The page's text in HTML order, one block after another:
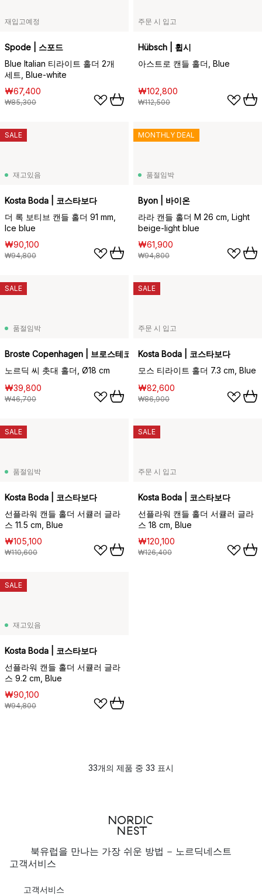
재입고예정
Spode | 스포드
Blue Italian 티라이트 홀더 2개
세트, Blue-white
₩67,400
₩85,300
주문 시 입고
Hübsch | 휩시
아스트로 캔들 홀더, Blue
₩102,800
₩112,500
재고있음
Kosta Boda | 코스타보다
더 록 보티브 캔들 홀더 91 mm,
Ice blue
₩90,100
₩94,800
SALE
품절임박
Byon | 바이온
라라 캔들 홀더 M 26 cm, Light
beige-light blue
₩61,900
₩94,800
MONTHLY DEAL
품절임박
Broste Copenhagen | 브로스테코펜하겐
노르딕 씨 촛대 홀더, Ø18 cm
₩39,800
₩46,700
SALE
주문 시 입고
Kosta Boda | 코스타보다
모스 티라이트 홀더 7.3 cm, Blue
₩82,600
₩86,900
SALE
품절임박
Kosta Boda | 코스타보다
선플라워 캔들 홀더 서큘러 글라
스 11.5 cm, Blue
₩105,100
₩110,600
SALE
주문 시 입고
Kosta Boda | 코스타보다
선플라워 캔들 홀더 서큘러 글라
스 18 cm, Blue
₩120,100
₩126,400
SALE
재고있음
Kosta Boda | 코스타보다
선플라워 캔들 홀더 서큘러 글라
스 9.2 cm, Blue
₩90,100
₩94,800
SALE
33개의 제품 중 33 표시
북유럽을 만나는 가장 쉬운 방법 - 노르딕네스트
고객서비스
고객서비스